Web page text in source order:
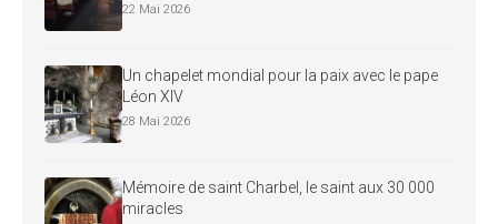
22 Mai 2026
Un chapelet mondial pour la paix avec le pape
Léon XIV
28 Mai 2026
Mémoire de saint Charbel, le saint aux 30 000
miracles